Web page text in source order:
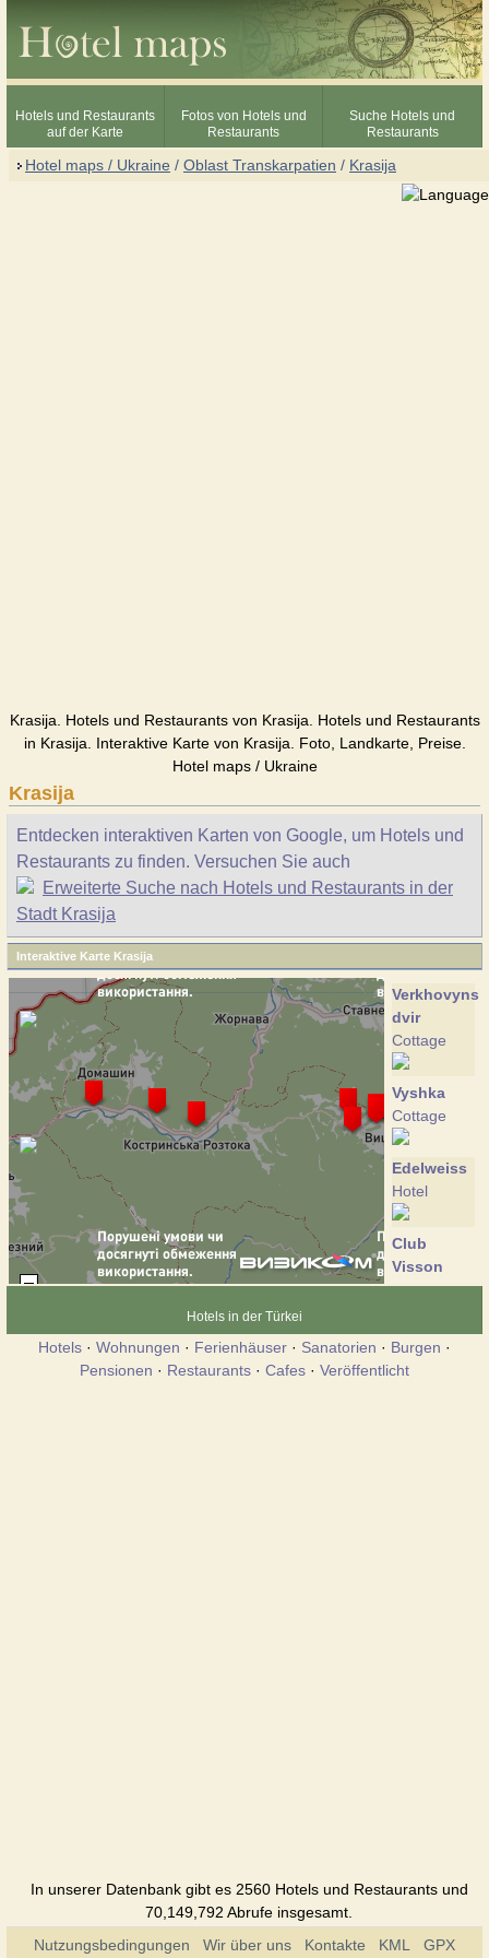
Hotels und Restaurants
auf der Karte
Fotos von Hotels und
Restaurants
Suche Hotels und
Restaurants
Hotel maps / Ukraine / Oblast Transkarpatien / Krasija
Krasija. Hotels und Restaurants von Krasija. Hotels und Restaurants
in Krasija. Interaktive Karte von Krasija. Foto, Landkarte, Preise.
Hotel maps / Ukraine
Krasija
Entdecken interaktiven Karten von Google, um Hotels und
Restaurants zu finden. Versuchen Sie auch
Erweiterte Suche nach Hotels und Restaurants in der
Stadt Krasija
Interaktive Karte Krasija
dvir
Cottage
Vyshka
Cottage
Edelweiss
Hotel
Club
Visson
Hotel
Crocus
Cottage
Hotels in der Türkei
Hotels · Wohnungen · Ferienhäuser · Sanatorien · Burgen ·
Pensionen · Restaurants · Cafes · Veröffentlicht
In unserer Datenbank gibt es 2560 Hotels und Restaurants und
70,149,792 Abrufe insgesamt.
Nutzungsbedingungen
Wir über uns Kontakte KML GPX